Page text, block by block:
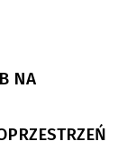
NA